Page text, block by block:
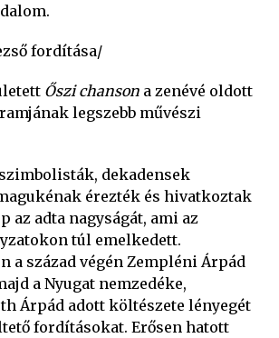
fordítása/
Őszi chanson a zenévé oldott
legszebb művészi
dekadensek
érezték és hivatkoztak
az adta nagyságát, ami az
túl emelkedett.
a század végén Zempléni Árpád
a Nyugat nemzedéke,
Árpád adott költészete lényegét
fordításokat. Erősen hatott